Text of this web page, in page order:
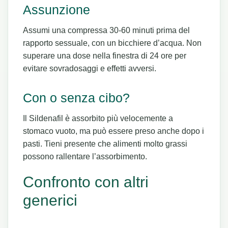
Assunzione
Assumi una compressa 30-60 minuti prima del
rapporto sessuale, con un bicchiere d’acqua. Non
superare una dose nella finestra di 24 ore per
evitare sovradosaggi e effetti avversi.
Con o senza cibo?
Il Sildenafil è assorbito più velocemente a
stomaco vuoto, ma può essere preso anche dopo i
pasti. Tieni presente che alimenti molto grassi
possono rallentare l’assorbimento.
Confronto con altri
generici